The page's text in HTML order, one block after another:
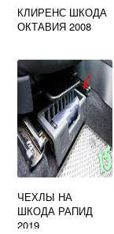
КЛИРЕНС ШКОДА
ОКТАВИЯ 2008
ЧЕХЛЫ НА
ШКОДА РАПИД
2019